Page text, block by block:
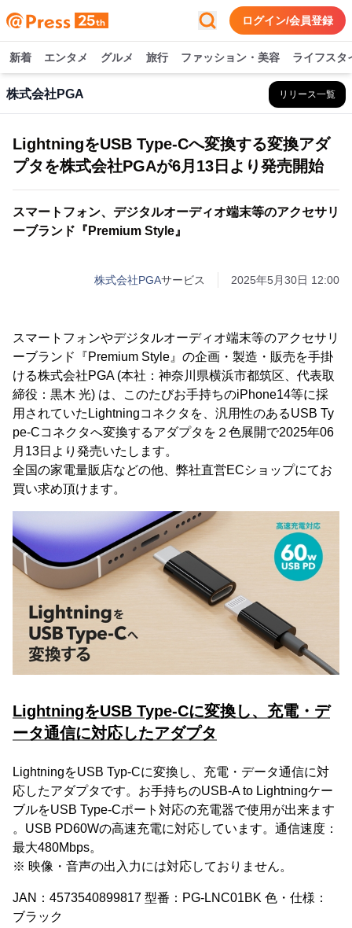
ログイン/会員登録
新着 エンタメ グルメ 旅行 ファッション・美容 ライフスタ
株式会社PGA リリース一覧
LightningをUSB Type-Cへ変換する変換アダ
プタを株式会社PGAが6月13日より発売開始
スマートフォン、デジタルオーディオ端末等のアクセサリ
ーブランド『Premium Style』
株式会社PGAサービス 2025年5月30日 12:00
スマートフォンやデジタルオーディオ端末等のアクセサリ
ーブランド『Premium Style』の企画・製造・販売を手掛
ける株式会社PGA (本社：神奈川県横浜市都筑区、代表取
締役：黒木 光) は、このたびお手持ちのiPhone14等に採
用されていたLightningコネクタを、汎用性のあるUSB Ty
pe-Cコネクタへ変換するアダプタを２色展開で2025年06
月13日より発売いたします。
全国の家電量販店などの他、弊社直営ECショップにてお
買い求め頂けます。
LightningをUSB Type-Cに変換し、充電・デ
ータ通信に対応したアダプタ
LightningをUSB Typ-Cに変換し、充電・データ通信に対
応したアダプタです。お手持ちのUSB-A to Lightningケー
ブルをUSB Type-Cポート対応の充電器で使用が出来ます
。USB PD60Wの高速充電に対応しています。通信速度：
最大480Mbps。
※ 映像・音声の出入力には対応しておりません。
JAN：4573540899817 型番：PG-LNC01BK 色・仕様：
ブラック